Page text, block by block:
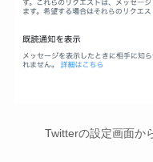
Twitterの設定画面か